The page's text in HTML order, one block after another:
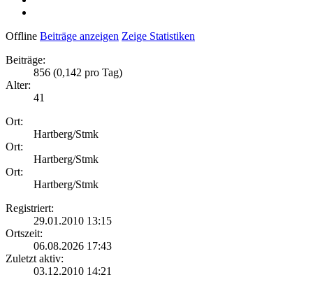
Offline Beiträge anzeigen Zeige Statistiken
Beiträge:
856 (0,142 pro Tag)
Alter:
41
Ort:
Hartberg/Stmk
Ort:
Hartberg/Stmk
Ort:
Hartberg/Stmk
Registriert:
29.01.2010 13:15
Ortszeit:
06.08.2026 17:43
Zuletzt aktiv:
03.12.2010 14:21